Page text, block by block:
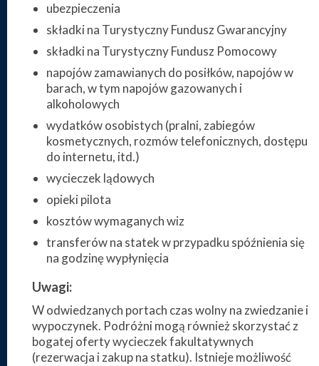
ubezpieczenia
składki na Turystyczny Fundusz Gwarancyjny
składki na Turystyczny Fundusz Pomocowy
napojów zamawianych do posiłków, napojów w
barach, w tym napojów gazowanych i
alkoholowych
wydatków osobistych (pralni, zabiegów
kosmetycznych, rozmów telefonicznych, dostępu
do internetu, itd.)
wycieczek lądowych
opieki pilota
kosztów wymaganych wiz
transferów na statek w przypadku spóźnienia się
na godzinę wypłynięcia
Uwagi:
W odwiedzanych portach czas wolny na zwiedzanie i
wypoczynek. Podróżni mogą również skorzystać z
bogatej oferty wycieczek fakultatywnych
(rezerwacja i zakup na statku). Istnieje możliwość